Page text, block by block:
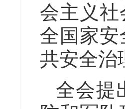
会主义
全国家
共安全治
全会提